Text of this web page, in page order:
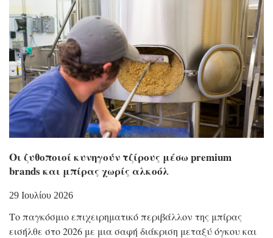
Οι ζυθοποιοί κυνηγούν τζίρους μέσω premium
brands και μπίρας χωρίς αλκοόλ
29 Ιουλίου 2026
Το παγκόσμιο επιχειρηματικό περιβάλλον της μπίρας
εισήλθε στο 2026 με μια σαφή διάκριση μεταξύ όγκου και